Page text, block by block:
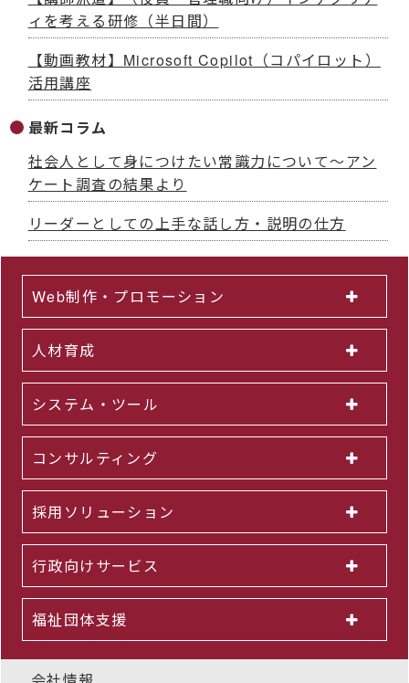
ィを考える研修（半日間）
【動画教材】Microsoft Copilot（コパイロット）
活用講座
最新コラム
社会人として身につけたい常識力について～アン
ケート調査の結果より
リーダーとしての上手な話し方・説明の仕方
Web制作・プロモーション
人材育成
システム・ツール
コンサルティング
採用ソリューション
行政向けサービス
福祉団体支援